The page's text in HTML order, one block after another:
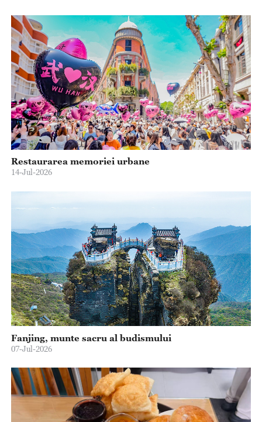
Restaurarea memoriei urbane
14-Jul-2026
Fanjing, munte sacru al budismului
07-Jul-2026